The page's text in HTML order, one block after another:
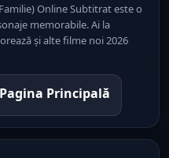
Online Subtitrat este o
memorabile. Ai la
și alte filme noi 2026
Principală